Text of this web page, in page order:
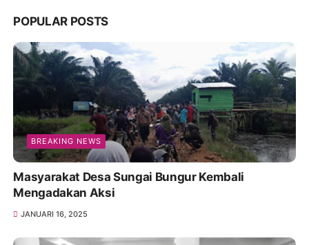
POPULAR POSTS
BREAKING NEWS
Masyarakat Desa Sungai Bungur Kembali
Mengadakan Aksi
JANUARI 16, 2025